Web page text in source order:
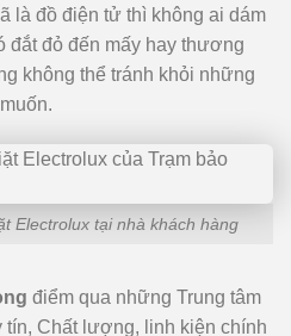
là đồ điện tử thì không ai dám
đắt đỏ đến mấy hay thương
không thể tránh khỏi những
Electrolux tại nhà khách hàng
điểm qua những Trung tâm
Chất lượng, linh kiện chính